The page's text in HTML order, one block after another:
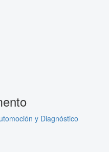
y Diagnóstico